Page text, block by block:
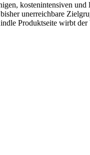
kostenintensiven
unerreichbare
Produktseite wirbt